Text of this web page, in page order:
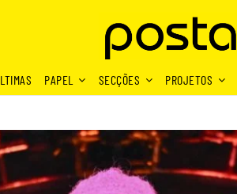
PAPEL SECÇÕES PROJETOS